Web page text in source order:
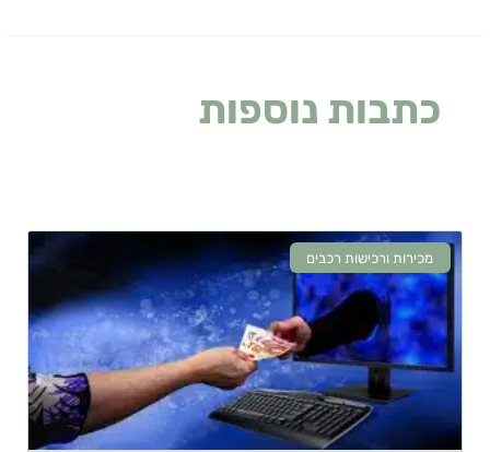
כתבות נוספות
מכירות ורכישות רכבים